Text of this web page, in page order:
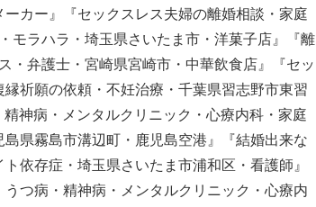
カー』『セックスレス夫婦の離婚相談・家庭
モラハラ・埼玉県さいたま市・洋菓子店』『離
・弁護士・宮崎県宮崎市・中華飲食店』『セッ
祈願の依頼・不妊治療・千葉県習志野市東習
神病・メンタルクリニック・心療内科・家庭
県霧島市溝辺町・鹿児島空港』『結婚出来な
依存症・埼玉県さいたま市浦和区・看護師』
つ病・精神病・メンタルクリニック・心療内